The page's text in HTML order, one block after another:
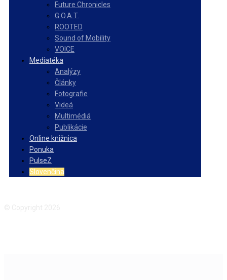
Future Chronicles
G.O.A.T.
ROOTED
Sound of Mobility
VOICE
Mediatéka
Analýzy
Články
Fotografie
Videá
Multimédiá
Publikácie
Online knižnica
Ponuka
PulseZ
Slovenčina